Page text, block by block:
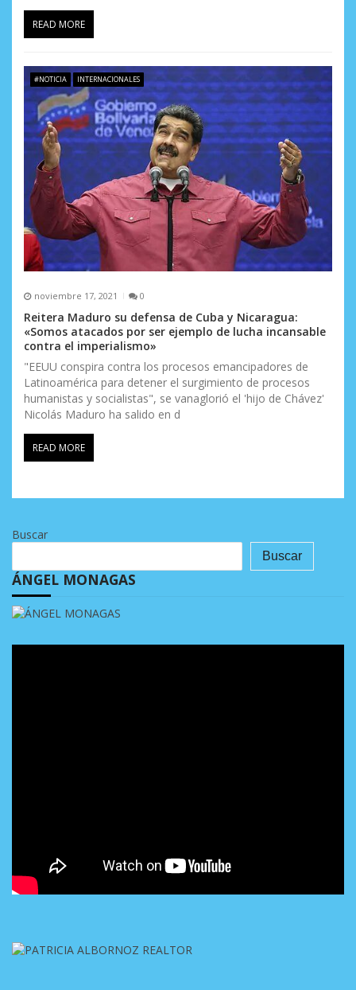
READ MORE
#NOTICIA INTERNACIONALES
noviembre 17, 2021 0
Reitera Maduro su defensa de Cuba y Nicaragua:
«Somos atacados por ser ejemplo de lucha incansable
contra el imperialismo»
"EEUU conspira contra los procesos emancipadores de
Latinoamérica para detener el surgimiento de procesos
humanistas y socialistas", se vanaglorió el 'hijo de Chávez'
Nicolás Maduro ha salido en d
READ MORE
Buscar
Buscar
ÁNGEL MONAGAS